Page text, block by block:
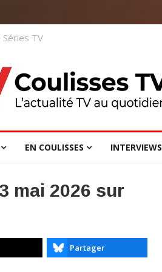
Séries TV
EN COULISSES INTERVIEWS
mai 2026 sur
Partager